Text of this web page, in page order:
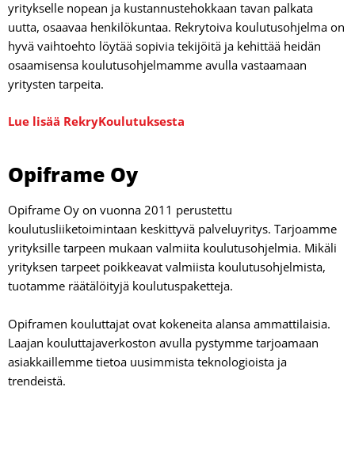
yritykselle nopean ja kustannustehokkaan tavan palkata
uutta, osaavaa henkilökuntaa. Rekrytoiva koulutusohjelma on
hyvä vaihtoehto löytää sopivia tekijöitä ja kehittää heidän
osaamisensa koulutusohjelmamme avulla vastaamaan
yritysten tarpeita.
Lue lisää RekryKoulutuksesta
Opiframe Oy
Opiframe Oy on vuonna 2011 perustettu
koulutusliiketoimintaan keskittyvä palveluyritys. Tarjoamme
yrityksille tarpeen mukaan valmiita koulutusohjelmia. Mikäli
yrityksen tarpeet poikkeavat valmiista koulutusohjelmista,
tuotamme räätälöityjä koulutuspaketteja.
Opiframen kouluttajat ovat kokeneita alansa ammattilaisia.
Laajan kouluttajaverkoston avulla pystymme tarjoamaan
asiakkaillemme tietoa uusimmista teknologioista ja
trendeistä.